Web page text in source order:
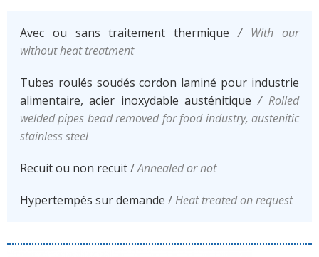
Avec ou sans traitement thermique / With our
without heat treatment
Tubes roulés soudés cordon laminé pour industrie
alimentaire, acier inoxydable austénitique / Rolled
welded pipes bead removed for food industry, austenitic
stainless steel
Recuit ou non recuit/Annealed or not
Hypertempés sur demande /Heat treated on request